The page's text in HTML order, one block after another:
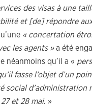
des visas à une
et [de] répondre
« concertation
les agents »a été
néanmoins qu’il a «
fasse l’objet d’un
social d’administration
et 28 mai. »